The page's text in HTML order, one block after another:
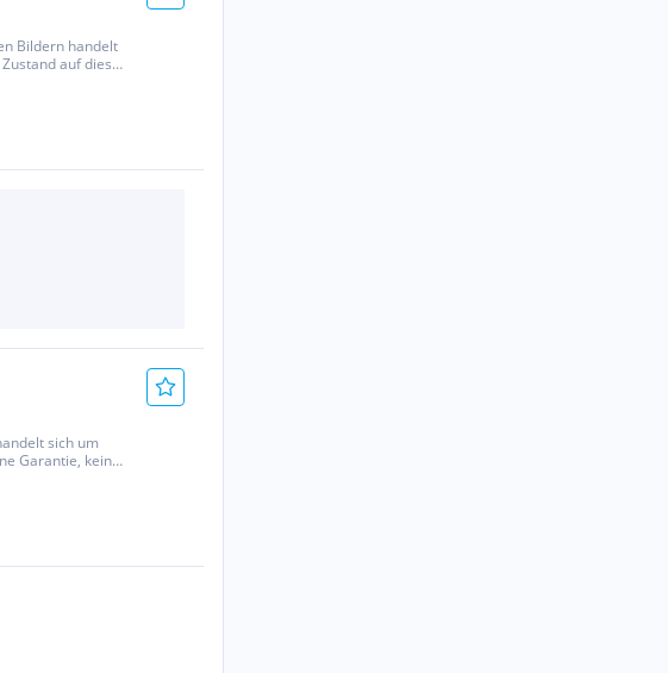
Bildern handelt
auf diesen
sich um
Garantie, keine